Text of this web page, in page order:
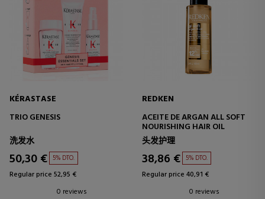
KÉRASTASE
TRIO GENESIS
洗发水
50,30 € 5% DTO.
Regular price 52,95 €
0 reviews
REDKEN
ACEITE DE ARGAN ALL SOFT
NOURISHING HAIR OIL
头发护理
38,86 € 5% DTO.
Regular price 40,91 €
0 reviews